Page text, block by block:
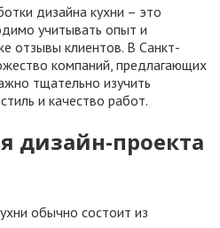
дизайна кухни – это
учитывать опыт и
отзывы клиентов. В Санкт-
компаний, предлагающих
тщательно изучить
и качество работ.
дизайн-проекта
обычно состоит из